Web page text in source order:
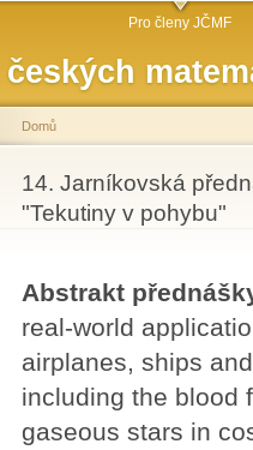
Pro členy JČMF
Jste zde
Domů
14. Jarníkovská
"Tekutiny v pohybu"
Abstrakt
real-world
airplanes, ships
including the blood
gaseous stars in